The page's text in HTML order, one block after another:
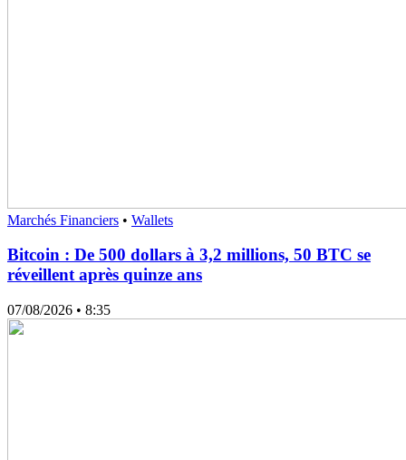
Marchés Financiers • Wallets
Bitcoin : De 500 dollars à 3,2 millions, 50 BTC se
réveillent après quinze ans
07/08/2026 • 8:35